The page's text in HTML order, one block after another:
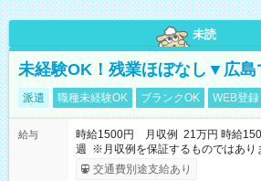
未読
未経験OK！残業ほぼなし▼広島
派遣 職種未経験OK ブランクOK WEB登
給与
時給1500円 月収例 21万円 時給
週 ※月収例を保証するものではあり
ービス利用可（利用条件有）
交通費別途支給あり